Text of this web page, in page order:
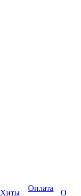
Хиты
Оплата
О